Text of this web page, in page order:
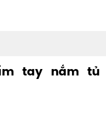
tay nắm tủ